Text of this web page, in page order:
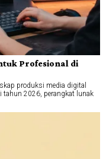
Profesional di
produksi media digital
tahun 2026, perangkat lunak